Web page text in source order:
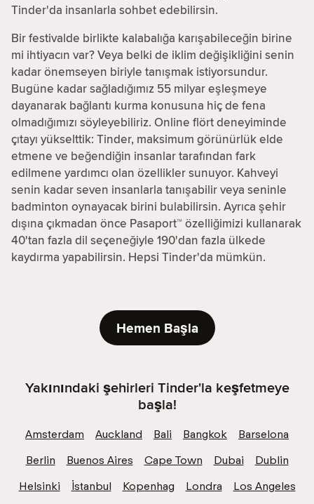
Tinder'da insanlarla sohbet edebilirsin.
Bir festivalde birlikte kalabalığa karışabileceğin birine
mi ihtiyacın var? Veya belki de iklim değişikliğini senin
kadar önemseyen biriyle tanışmak istiyorsundur.
Bugüne kadar sağladığımız 55 milyar eşleşmeye
dayanarak bağlantı kurma konusuna hiç de fena
olmadığımızı söyleyebiliriz. Online flört deneyiminde
çıtayı yükselttik: Tinder, maksimum görünürlük elde
etmene ve beğendiğin insanlar tarafından fark
edilmene yardımcı olan özellikler sunuyor. Kahveyi
senin kadar seven insanlarla tanışabilir veya seninle
badminton oynayacak birini bulabilirsin. Ayrıca şehir
dışına çıkmadan önce Pasaport™ özelliğimizi kullanarak
40'tan fazla dil seçeneğiyle 190'dan fazla ülkede
kaydırma yapabilirsin. Hepsi Tinder'da mümkün.
Hemen Başla
Yakınındaki şehirleri Tinder'la keşfetmeye
başla!
Amsterdam Auckland Bali Bangkok
Barselona
Berlin
Buenos Aires Cape Town Dubai
Dublin
Helsinki
İstanbul Kopenhag Londra
Los Angeles